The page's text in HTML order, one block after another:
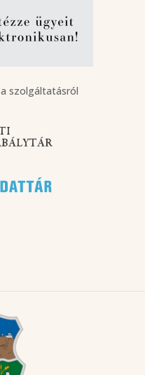
szolgáltatásról